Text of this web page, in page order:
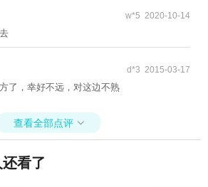
w*5 2020-10-14
d*3 2015-03-17
了，幸好不远，对这边不熟
查看全部点评 
看了